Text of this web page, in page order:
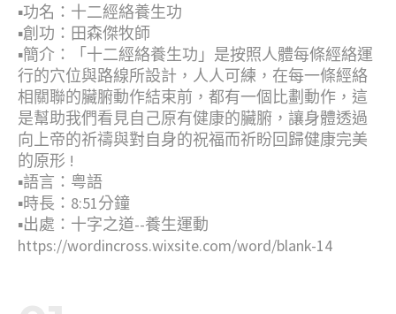
▪︎功名：十二經絡養生功
▪︎創功：田森傑牧師
▪︎簡介：「十二經絡養生功」是按照人體每條經絡運
行的穴位與路線所設計，人人可練，在每一條經絡
相關聯的臟腑動作結束前，都有一個比劃動作，這
是幫助我們看見自己原有健康的臟腑，讓身體透過
向上帝的祈禱與對自身的祝福而祈盼回歸健康完美
的原形 !
▪︎語言：粤語
▪︎時長：8:51分鐘
▪︎出處：十字之道--養生運動
https://wordincross.wixsite.com/word/blank-14